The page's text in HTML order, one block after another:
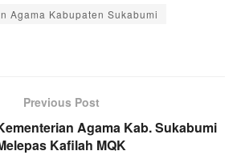
Agama Kabupaten Sukabumi
Previous Post
Agama Kab. Sukabumi
Kafilah MQK